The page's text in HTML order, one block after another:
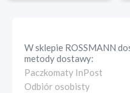
W sklepie ROSSMANN
metody dostawy:
Paczkomaty InPost
Odbiór osobisty